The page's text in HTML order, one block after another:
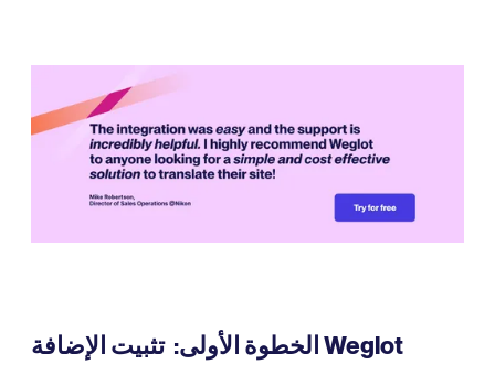
الخطوة الأولى: تثبيت الإضافة Weglot